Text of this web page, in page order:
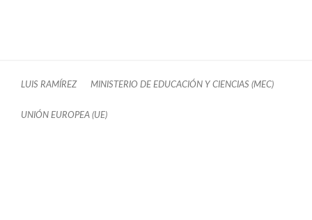
LUIS RAMÍREZ MINISTERIO DE EDUCACIÓN Y CIENCIAS (MEC)
UNIÓN EUROPEA (UE)